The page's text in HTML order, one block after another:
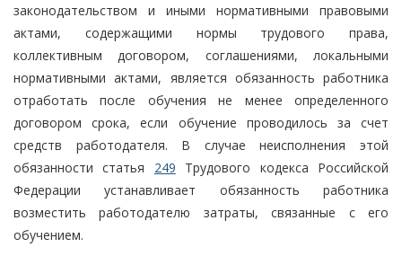
законодательством и иными нормативными правовыми
актами, содержащими нормы трудового права,
коллективным договором, соглашениями, локальными
нормативными актами, является обязанность работника
отработать после обучения не менее определенного
договором срока, если обучение проводилось за счет
средств работодателя. В случае неисполнения этой
обязанности статья 249 Трудового кодекса Российской
Федерации устанавливает обязанность работника
возместить работодателю затраты, связанные с его
обучением.